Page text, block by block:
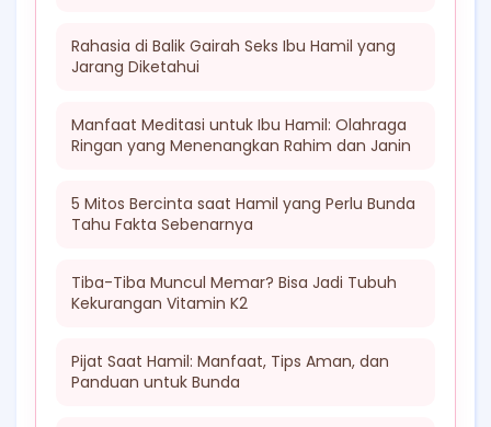
Rahasia di Balik Gairah Seks Ibu Hamil yang
Jarang Diketahui
Manfaat Meditasi untuk Ibu Hamil: Olahraga
Ringan yang Menenangkan Rahim dan Janin
5 Mitos Bercinta saat Hamil yang Perlu Bunda
Tahu Fakta Sebenarnya
Tiba-Tiba Muncul Memar? Bisa Jadi Tubuh
Kekurangan Vitamin K2
Pijat Saat Hamil: Manfaat, Tips Aman, dan
Panduan untuk Bunda